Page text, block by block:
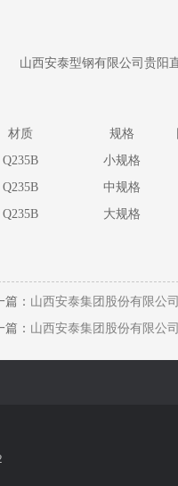
山西安泰型钢有限公司贵阳
材质 规格
Q235B
小规格
Q235B 中规格
Q235B
大规格
篇： 山西安泰集团股份有限公
篇： 山西安泰集团股份有限公